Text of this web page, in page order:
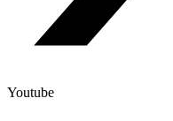
Youtube